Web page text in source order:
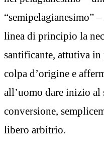
“semipelagianesimo”
linea di principio la
santificante, attutiva in
colpa d’origine e
all’uomo dare inizio al
conversione,
libero arbitrio.